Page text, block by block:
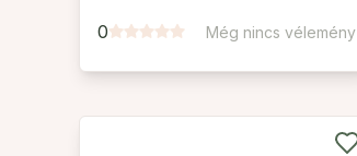
0 Még nincs vélemény